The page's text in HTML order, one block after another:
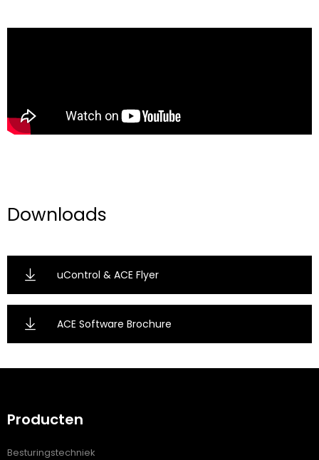
Downloads
uControl & ACE Flyer
ACE Software Brochure
Producten
Besturingstechniek